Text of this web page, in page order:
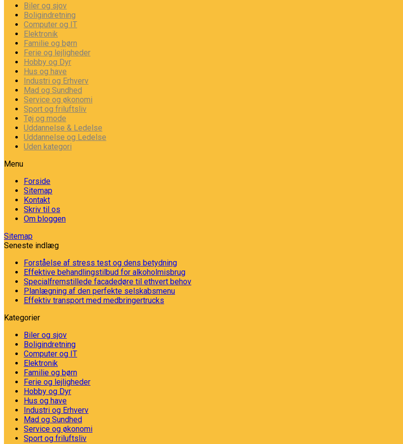
Biler og sjov
Boligindretning
Computer og IT
Elektronik
Familie og børn
Ferie og lejligheder
Hobby og Dyr
Hus og have
Industri og Erhverv
Mad og Sundhed
Service og økonomi
Sport og friluftsliv
Tøj og mode
Uddannelse & Ledelse
Uddannelse og Ledelse
Uden kategori
Menu
Forside
Sitemap
Kontakt
Skriv til os
Om bloggen
Sitemap
Seneste indlæg
Forståelse af stress test og dens betydning
Effektive behandlingstilbud for alkoholmisbrug
Specialfremstillede facadedøre til ethvert behov
Planlægning af den perfekte selskabsmenu
Effektiv transport med medbringertrucks
Kategorier
Biler og sjov
Boligindretning
Computer og IT
Elektronik
Familie og børn
Ferie og lejligheder
Hobby og Dyr
Hus og have
Industri og Erhverv
Mad og Sundhed
Service og økonomi
Sport og friluftsliv